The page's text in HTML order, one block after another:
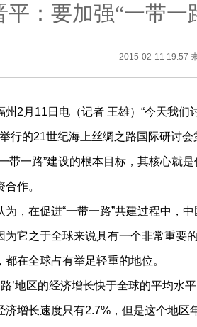
平：要加强“一带
2015-02-11 19:57
月11日电（记者 王雄）“今天我们
行的21世纪海上丝绸之路国际研讨
带一路”建设的根本目标，其核心就
作。
在促进“一带一路”共建过程中，中
为它之于全球来说具有一个非常重要
在全球占有举足轻重的地位。
地区的经济增长快于全球的平均水
济增长速度只有2.7%，但是这个地